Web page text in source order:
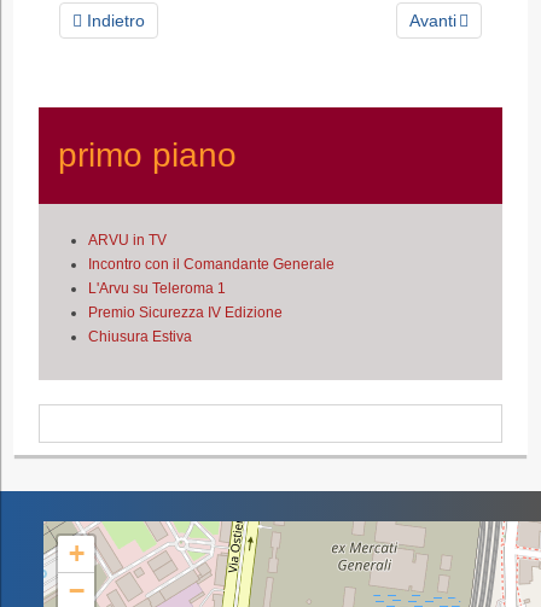
Indietro Avanti
primo piano
ARVU in TV
Incontro con il Comandante Generale
L'Arvu su Teleroma 1
Premio Sicurezza IV Edizione
Chiusura Estiva
+
−